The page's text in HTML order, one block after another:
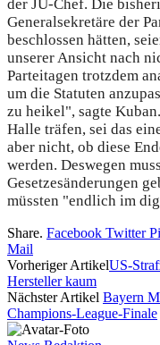
der JU-Chef. Die
Generalsekretäre der
beschlossen hätten,
unserer Ansicht nach
Parteitagen trotzdem
um die Statuten
zu heikel", sagte
Halle träfen, sei das
aber nicht, ob diese
werden. Deswegen
Gesetzesänderungen
müssten "endlich im
Share. Facebook Twitter
Mail
Vorheriger ArtikelUS-
Hersteller kaum
Nächster Artikel Bayern
Champions-League-Finale